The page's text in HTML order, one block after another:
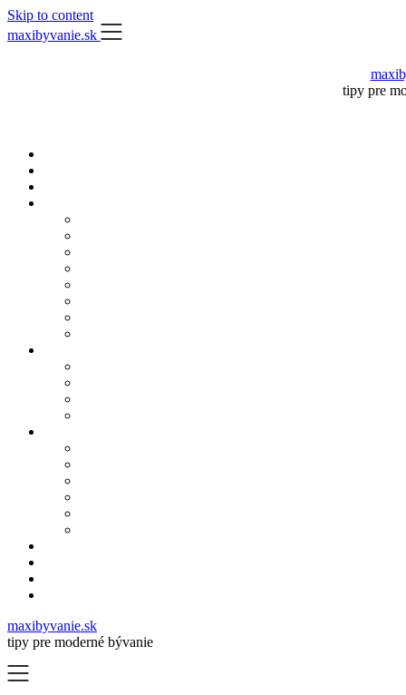
Skip to content
maxibyvanie.sk
tipy pre
maxibyvanie.sk
tipy pre moderné bývanie